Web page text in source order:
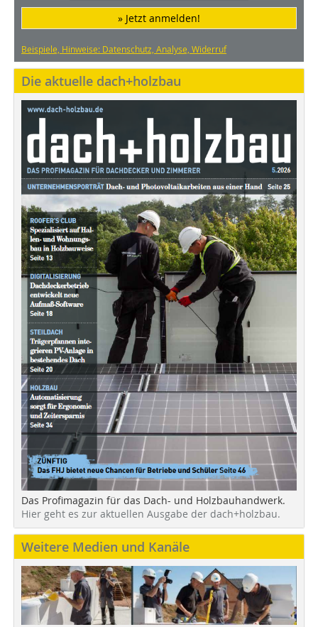
» Jetzt anmelden!
Beispiele, Hinweise: Datenschutz, Analyse, Widerruf
Die aktuelle dach+holzbau
Das Profimagazin für das Dach- und Holzbauhandwerk.
Hier geht es zur aktuellen Ausgabe der dach+holzbau.
Weitere Medien und Kanäle